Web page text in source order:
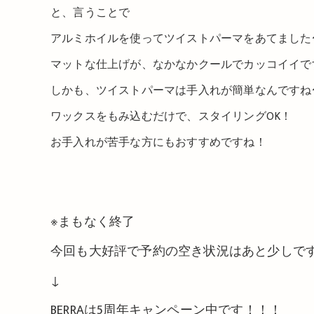
と、言うことで
アルミホイルを使ってツイストパーマをあてまし
マットな仕上げが、なかなかクールでカッコイイで
しかも、ツイストパーマは手入れが簡単なんです
ワックスをもみ込むだけで、スタイリングOK！
お手入れが苦手な方にもおすすめですね！
※まもなく終了
今回も大好評で予約の空き状況はあと少しで
↓